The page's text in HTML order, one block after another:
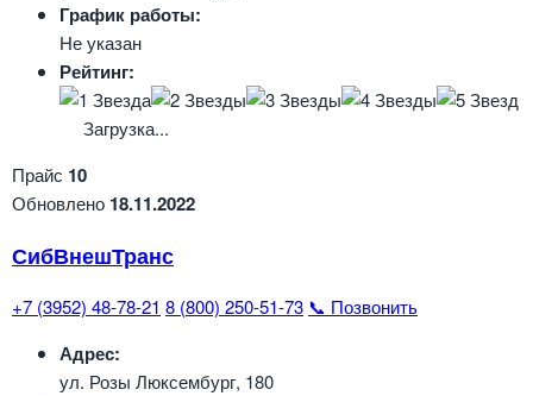
График работы:
Не указан
Рейтинг:
Загрузка...
Прайс 10
Обновлено 18.11.2022
СибВнешТранс
+7 (3952) 48-78-21 8 (800) 250-51-73 📞 Позвонить
Адрес:
ул. Розы Люксембург, 180